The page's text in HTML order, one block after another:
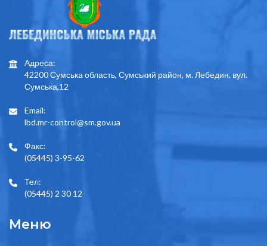
Адреса:
42200 Сумська область, Сумський район, м. Лебедин, вул.
Сумська,12
Email:
lbd.mr-control@sm.gov.ua
Факс:
(05445) 3-95-62
Тел:
(05445) 2 30 12
Меню